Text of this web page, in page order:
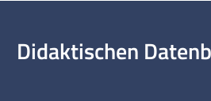
Didaktischen